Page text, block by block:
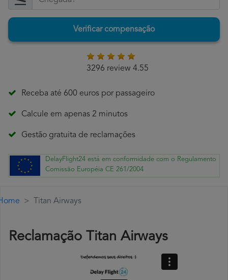
Verificar compensação
3296 review 4.55
Receba até 600 euros por passageiro
Calcule em apenas 2 minutos
Gestão gratuita de reclamações
DelayFlight24 está em conformidade com o Regulamento
Comissão Européia CE 261/2004
Titan Airways
Reclamação Titan Airways